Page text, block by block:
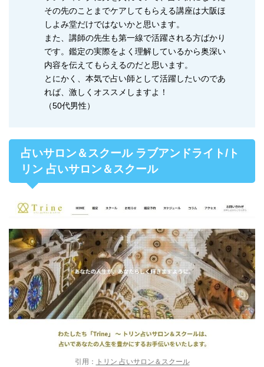
その先のことまでケアしてもらえる講座は大阪ほ
しよみ堂だけではないかと思います。
また、講師の先生も第一線で活躍される方ばかり
です。鑑定の実際をよく理解しているから奥深い
内容を伝えてもらえるのだと思います。
とにかく、本気で占い師として活躍したいのであ
れば、激しくオススメしますよ！
（50代男性）
占いサロン＆スクール ラブアンドライト/ト
リン 占いサロン＆スクール
引用： トリン 占いサロン＆スクール